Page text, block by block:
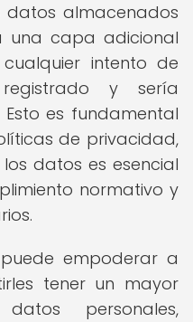
datos almacenados
una capa adicional
intento de
y sería
es fundamental
de privacidad,
datos es esencial
normativo y
empoderar a
tener un mayor
personales,